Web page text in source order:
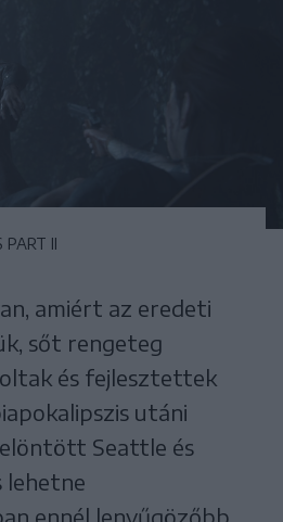
PART II
amiért az eredeti
sőt rengeteg
és fejlesztettek
utáni
Seattle és
lehetne
ennél lenyűgözőbb